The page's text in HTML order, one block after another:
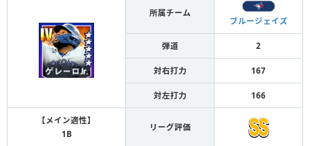
所属チーム
ブルージェイズ
弾道 2
対右打力 167
対左打力 166
【メイン適性】
1B
リーグ評価